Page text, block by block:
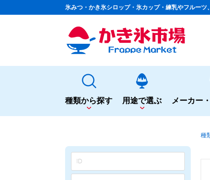
氷みつ・かき氷シロップ・氷カップ・練乳やフルー
種類から探す
かき氷専用シロップ
果汁入りや厳選素材
用途で選ぶ
夏まつりや夜店に
シロップ
メーカー
種